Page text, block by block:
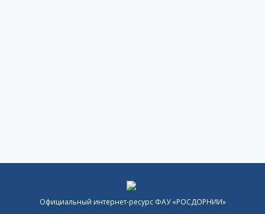
Официальный интернет-ресурс ФАУ «РОСДОРНИИ»